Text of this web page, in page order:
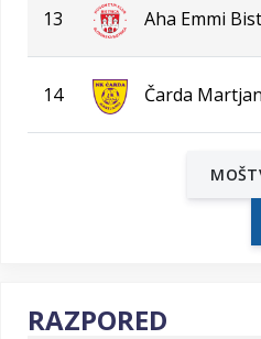
13 Aha Emmi
14 Čarda
RAZPORED